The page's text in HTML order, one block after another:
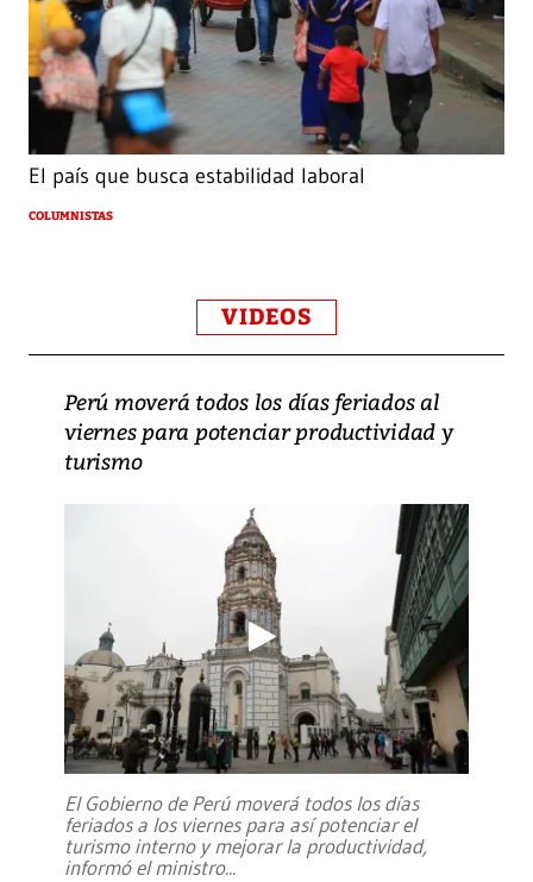
El país que busca estabilidad laboral
COLUMNISTAS
VIDEOS
Perú moverá todos los días feriados al
viernes para potenciar productividad y
turismo
El Gobierno de Perú moverá todos los días
feriados a los viernes para así potenciar el
turismo interno y mejorar la productividad,
informó el ministro...